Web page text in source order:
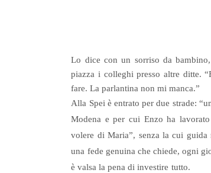
Lo dice con un sorriso da
piazza i colleghi presso altre ditte.
fare. La parlantina non mi manca.”
Alla Spei è entrato per due strade:
Modena e per cui Enzo ha lavorato
volere di Maria”, senza la cui
una fede genuina che chiede, ogni
è valsa la pena di investire tutto.